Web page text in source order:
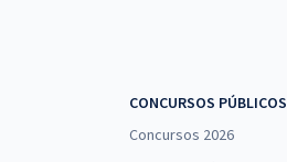
CONCURSOS PÚBLICOS
Concursos 2026